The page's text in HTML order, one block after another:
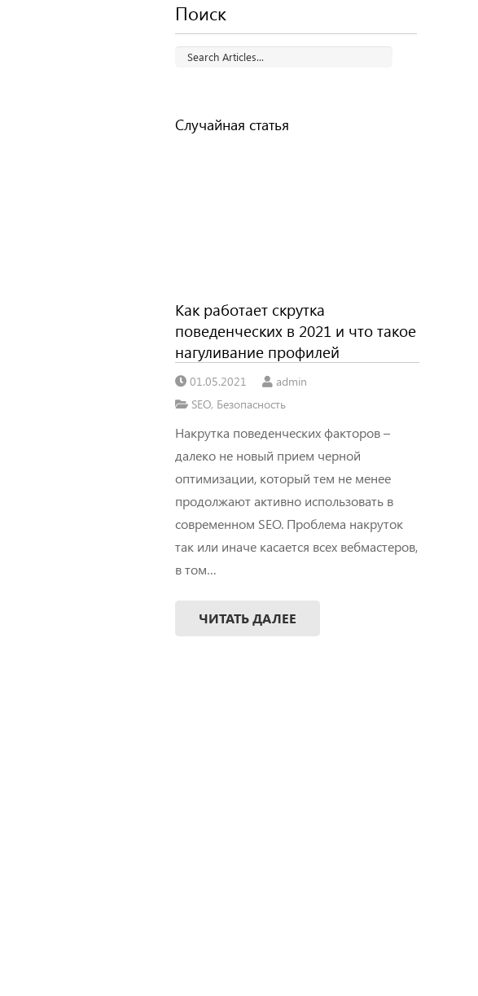
Поиск
Случайная статья
Как работает скрутка
поведенческих в 2021 и что такое
нагуливание профилей
01.05.2021
admin
SEO, Безопасность
Накрутка поведенческих факторов –
далеко не новый прием черной
оптимизации, который тем не менее
продолжают активно использовать в
современном SEO. Проблема накруток
так или иначе касается всех вебмастеров,
в том…
ЧИТАТЬ ДАЛЕЕ